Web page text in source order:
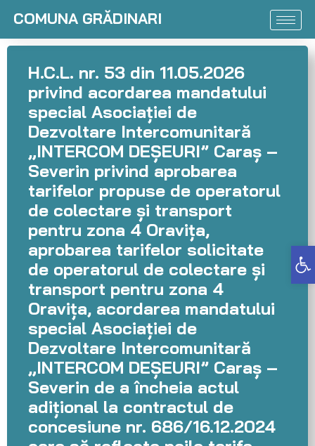
Deschide bara de unelte
COMUNA GRĂDINARI
H.C.L. nr. 53 din 11.05.2026
privind acordarea mandatului
special Asociației de
Dezvoltare Intercomunitară
„INTERCOM DEȘEURI” Caraș –
Severin privind aprobarea
tarifelor propuse de operatorul
de colectare și transport
pentru zona 4 Oravița,
aprobarea tarifelor solicitate
de operatorul de colectare și
transport pentru zona 4
Oravița, acordarea mandatului
special Asociației de
Dezvoltare Intercomunitară
„INTERCOM DEȘEURI” Caraș –
Severin de a încheia actul
adițional la contractul de
concesiune nr. 686/16.12.2024